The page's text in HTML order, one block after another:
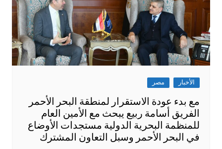
الأخبار مصر
مع بدء عودة الاستقرار لمنطقة البحر الأحمر
الفريق أسامة ربيع يبحث مع الأمين العام
للمنظمة البحرية الدولية مستجدات الأوضاع
في البحر الأحمر وسبل التعاون المشترك